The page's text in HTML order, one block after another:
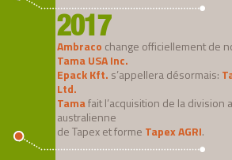
2017
Ambraco change officiellement de
Tama USA Inc.
Epack Kft. s’appellera désormais:
Ltd.
Tamafait l’acquisition de la division
australienne
de Tapex et forme Tapex AGRI.